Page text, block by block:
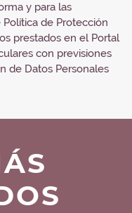
y para las
de Protección
prestados en el Portal
con previsiones
de Datos Personales